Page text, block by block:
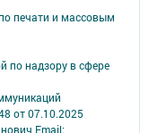
печати и массовым
по надзору в сфере
от 07.10.2025
Email: